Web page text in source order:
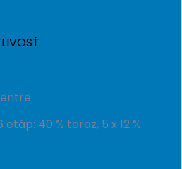
40 % teraz, 5 x 12 %